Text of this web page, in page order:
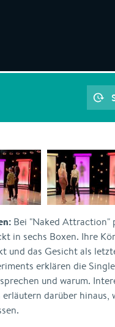
Bei "Naked Attraction"
in sechs Boxen. Ihre
und das Gesicht als
erklären die
und warum.
darüber hinaus,